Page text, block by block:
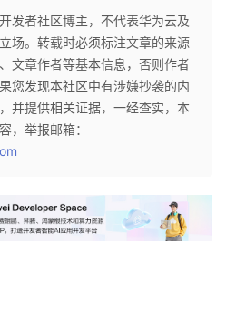
发者社区博主，不代表华为云及
场。转载时必须标注文章的来源
文章作者等基本信息，否则作者
您发现本社区中有涉嫌抄袭的内
并提供相关证据，一经查实，本
，举报邮箱：